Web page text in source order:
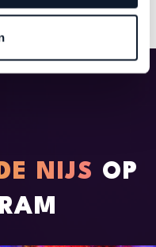
NIJS OP